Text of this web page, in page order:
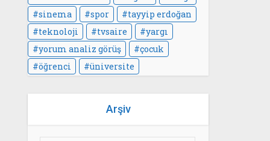
sinema
spor
tayyip erdoğan
teknoloji
tvsaire
yargı
yorum analiz görüş
çocuk
öğrenci
üniversite
Arşiv